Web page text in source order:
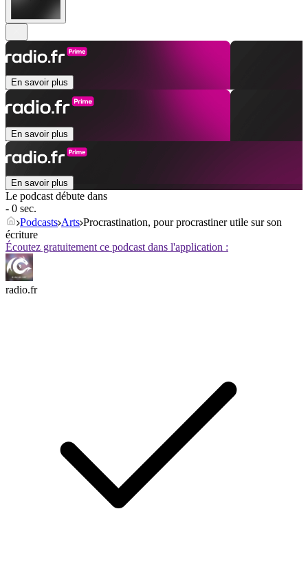
En savoir plus
En savoir plus
En savoir plus
Le podcast débute dans
- 0 sec.
Podcasts Arts Procrastination, pour procrastiner utile sur son
écriture
Écoutez gratuitement ce podcast dans l'application :
radio.fr